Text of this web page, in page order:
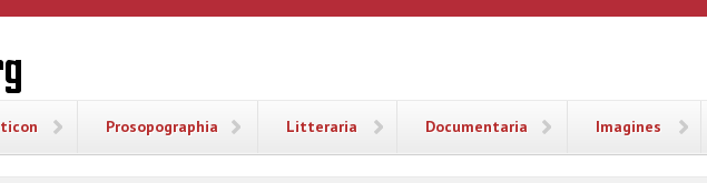
Prosopographia Litteraria Documentaria Imagines